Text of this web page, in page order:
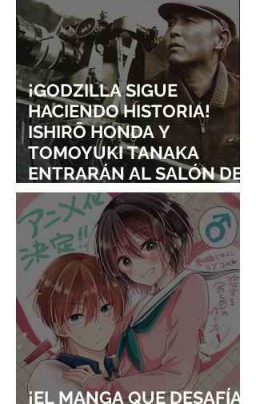
¡GODZILLA SIGUE
HACIENDO HISTORIA!
ISHIRŌ HONDA Y
TOMOYUKI TANAKA
ENTRARÁN AL SALÓN DE
LA FAMA DE LOS EFECTOS
VISUALES
¡EL MANGA QUE DESAFÍA